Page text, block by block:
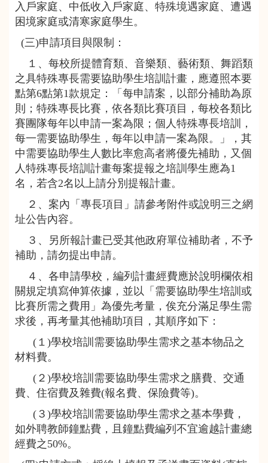
入戶家庭、中低收入戶家庭、特殊境遇家庭、遭遇
困境家庭或清寒家庭學生。
(三)申請項目與限制：
１、每校所提體育類、音樂類、藝術類、舞蹈類
之具特殊專長需要協助學生培訓計畫，應遵照本要
點第6點第1款規定：「每申請案，以部分補助為原
則；特殊專長比賽，依各類比賽項目，每校各類比
賽團隊每年以申請一案為限；個人特殊專長培訓，
每一需要協助學生，每年以申請一案為限。」，其
中需要協助學生人數比率愈高者將優先補助，又個
人特殊專長培訓計畫每案提報之培訓學生應為1
名，若含2名以上請分別提報計畫。
２、案內「專長項目」請參考附件或說明三之網
址公告內容。
３、另所報計畫已受其他政府單位補助者，不予
補助，請勿提出申請。
４、各申請學校，編列計畫經費應於說明欄依相
關規定填寫伸算依據，並以「需要協助學生培訓或
比賽所需之費用」為優先考量，俟充分滿足學生需
求後，再考量其他補助項目，其順序如下：
(１)學校培訓需要協助學生需求之基本物品之
材料費。
(２)學校培訓需要協助學生需求之膳費、交通
費、住宿費及雜費(報名費、保險費等)。
(３)學校培訓需要協助學生需求之基本學費，
如外聘教師鐘點費，且鐘點費編列不宜逾越計畫總
經費之50%。